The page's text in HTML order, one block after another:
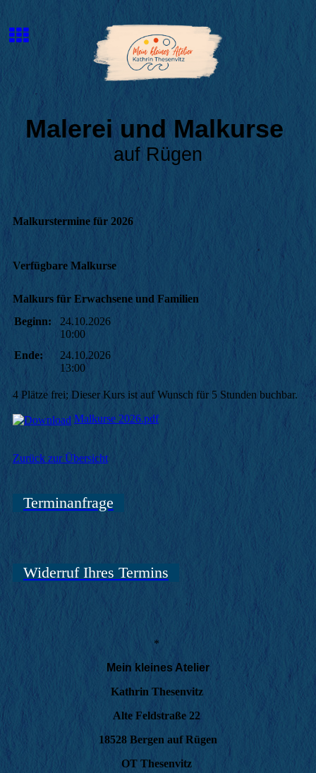
Malerei und Malkurse
auf Rügen
Malkurstermine für 2026
Verfügbare Malkurse
Malkurs für Erwachsene und Familien
Beginn:
24.10.2026
10:00
Ende:
24.10.2026
13:00
4 Plätze frei; Dieser Kurs ist auf Wunsch für 5 Stunden buchbar.
Malkurse 2026.pdf
Zurück zur Übersicht
Terminanfrage
Widerruf Ihres Termins
*
Mein kleines Atelier
Kathrin Thesenvitz
Alte Feldstraße 22
18528 Bergen auf Rügen
OT Thesenvitz